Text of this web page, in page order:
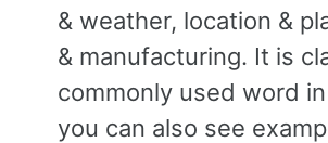
& weather, location &
& manufacturing. It is
commonly used word
you can also see